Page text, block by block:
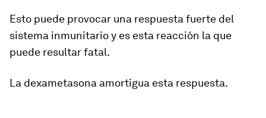
Esto puede provocar una respuesta fuerte del
sistema inmunitario y es esta reacción la que
puede resultar fatal.
La dexametasona amortigua esta respuesta.